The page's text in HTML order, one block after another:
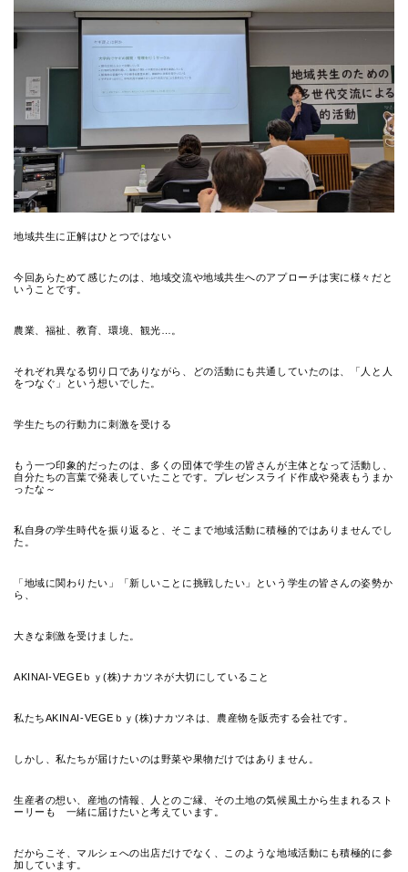
地域共生に正解はひとつではない
今回あらためて感じたのは、地域交流や地域共生へのアプローチは実に様々だと
いうことです。
農業、福祉、教育、環境、観光…。
それぞれ異なる切り口でありながら、どの活動にも共通していたのは、「人と人
をつなぐ」という想いでした。
学生たちの行動力に刺激を受ける
もう一つ印象的だったのは、多くの団体で学生の皆さんが主体となって活動し、
自分たちの言葉で発表していたことです。プレゼンスライド作成や発表もうまか
ったな～
私自身の学生時代を振り返ると、そこまで地域活動に積極的ではありませんでし
た。
「地域に関わりたい」「新しいことに挑戦したい」という学生の皆さんの姿勢か
ら、
大きな刺激を受けました。
AKINAI-VEGEｂｙ(株)ナカツネが大切にしていること
私たちAKINAI-VEGEｂｙ(株)ナカツネは、農産物を販売する会社です。
しかし、私たちが届けたいのは野菜や果物だけではありません。
生産者の想い、産地の情報、人とのご縁、その土地の気候風土から生まれるスト
ーリーも 一緒に届けたいと考えています。
だからこそ、マルシェへの出店だけでなく、このような地域活動にも積極的に参
加しています。